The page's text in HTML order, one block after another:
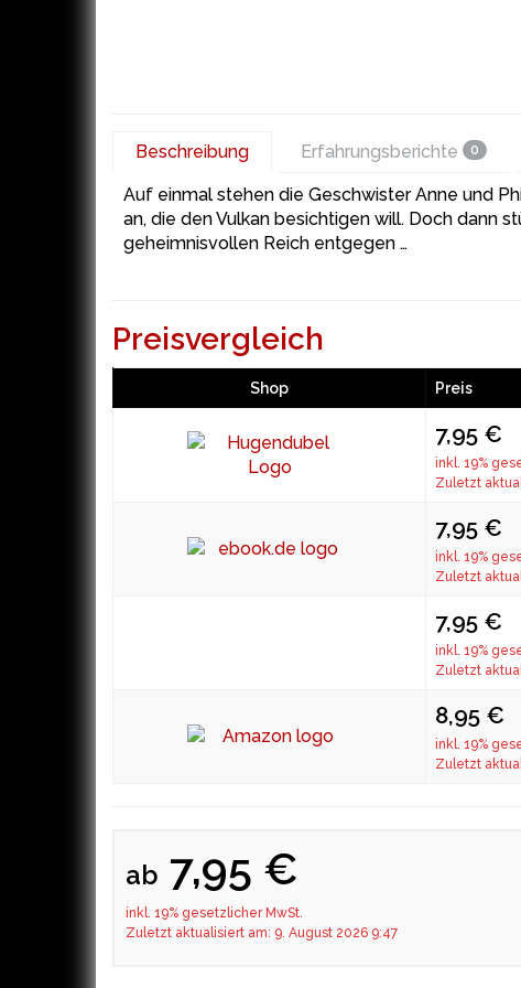
Beschreibung Erfahrungsberichte 0
Auf einmal stehen die Geschwister Anne und
an, die den Vulkan besichtigen will. Doch dann
geheimnisvollen Reich entgegen …
Preisvergleich
Shop Preis
7,95 €
inkl. 19%
Zuletzt
7,95 €
inkl. 19%
Zuletzt
7,95 €
inkl. 19%
Zuletzt
8,95 €
inkl. 19%
Zuletzt
ab 7,95 €
inkl. 19% gesetzlicher MwSt.
Zuletzt aktualisiert am: 9. August 2026 9:47